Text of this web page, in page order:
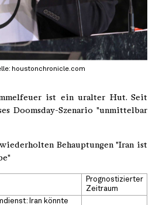
houstonchronicle.com
ist ein uralter Hut. Seit
Doomsday-Szenario "unmittelbar
Behauptungen "Iran ist
Prognostizierter
Zeitraum
Iran könnte